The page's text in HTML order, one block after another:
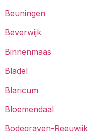
Beuningen
Beverwijk
Binnenmaas
Bladel
Blaricum
Bloemendaal
Bodegraven-Reeuwijk